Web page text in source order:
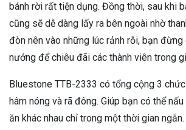
bánh rời rất tiện dụng. Đồng thời, sau khi
cũng sẽ dễ dàng lấy ra bên ngoài nhờ
đòn nên vào những lúc rảnh rỗi, bạn
nướng để chiêu đãi các thành viên trong
Bluestone TTB-2333 có tổng cộng 3
hâm nóng và rã đông. Giúp bạn có thể
ăn khác nhau chỉ trong một thời gian